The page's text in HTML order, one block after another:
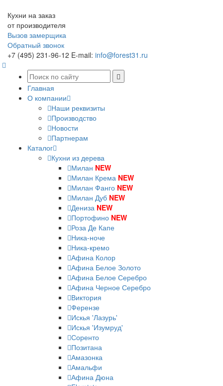
Кухни на заказ
от производителя
Вызов замерщика
Обратный звонок
+7 (495) 231-96-12 E-mail: info@forest31.ru
Главная
О компании
Наши реквизиты
Производство
Новости
Партнерам
Каталог
Кухни из дерева
Милан NEW
Милан Крема NEW
Милан Фанго NEW
Милан Дуб NEW
Дениза NEW
Портофино NEW
Роза Де Капе
Ника-ноче
Ника-кремо
Афина Колор
Афина Белое Золото
Афина Белое Серебро
Афина Черное Серебро
Виктория
Ферензе
Искья 'Лазурь'
Искья 'Изумруд'
Соренто
Позитана
Амазонка
Амальфи
Афина Дюна